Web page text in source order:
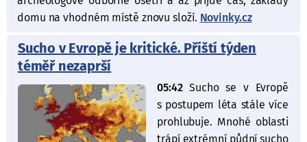
domu na vhodném místě znovu složí.Novinky.cz
Sucho v Evropě je kritické. Příští týden
téměř nezaprší
05:42Sucho se v Evropě
s postupem léta stále více
prohlubuje. Mnohé oblasti